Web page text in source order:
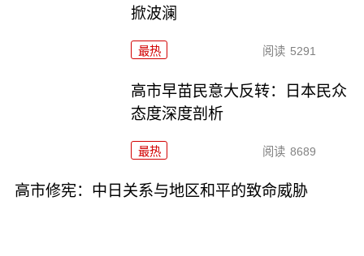
掀波澜
最热 阅读 5291
高市早苗民意大反转：日本民众
态度深度剖析
最热 阅读 8689
高市修宪：中日关系与地区和平的致命威胁